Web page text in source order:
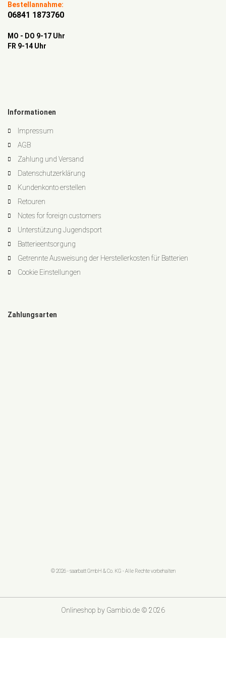
Bestellannahme:
06841 1873760
MO - DO 9-17 Uhr
FR 9-14 Uhr
Informationen
Impressum
AGB
Zahlung und Versand
Datenschutzerklärung
Kundenkonto erstellen
Retouren
Notes for foreign customers
Unterstützung Jugendsport
Batterieentsorgung
Getrennte Ausweisung der Herstellerkosten für Batterien
Cookie Einstellungen
Zahlungsarten
© 2026 - saarbatt GmbH & Co. KG - Alle Rechte vorbehalten
Onlineshop by Gambio.de © 2026